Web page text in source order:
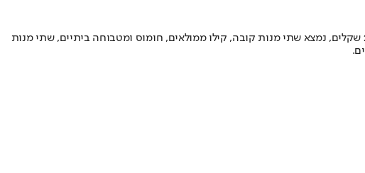
התפריט של מלך הסירים לא כל כך ארוך ובכל זאת תמצאו בו כל מה שאתם צריכים לארוחת שבת קלאסית. במארז השבת הזוגי, שמחירו 290 שקלים, נמצא שתי מנות קובה, קילו ממולאים, חומוס ומטבוחה ביתיים, שתי מנות